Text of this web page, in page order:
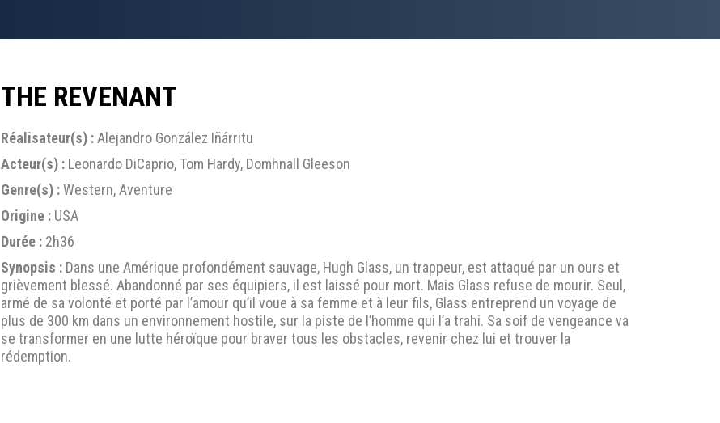
THE REVENANT
Réalisateur(s) :Alejandro González Iñárritu
Acteur(s) : Leonardo DiCaprio, Tom Hardy, Domhnall Gleeson
Genre(s) :Western, Aventure
Origine : USA
Durée : 2h36
Synopsis : Dans une Amérique profondément sauvage, Hugh Glass, un trappeur, est attaqué par un ours et
grièvement blessé. Abandonné par ses équipiers, il est laissé pour mort. Mais Glass refuse de mourir. Seul,
armé de sa volonté et porté par l’amour qu’il voue à sa femme et à leur fils, Glass entreprend un voyage de
plus de 300 km dans un environnement hostile, sur la piste de l’homme qui l’a trahi. Sa soif de vengeance va
se transformer en une lutte héroïque pour braver tous les obstacles, revenir chez lui et trouver la
rédemption.